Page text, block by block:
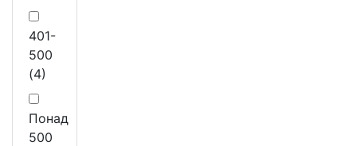
401-
500
(4)
Понад
500